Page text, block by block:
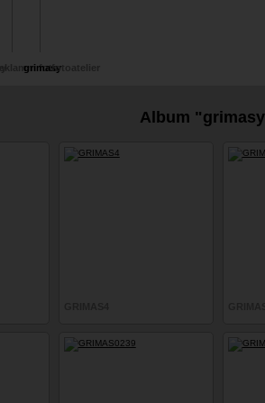
reklamni foto
grimasyfotoatelier
Album